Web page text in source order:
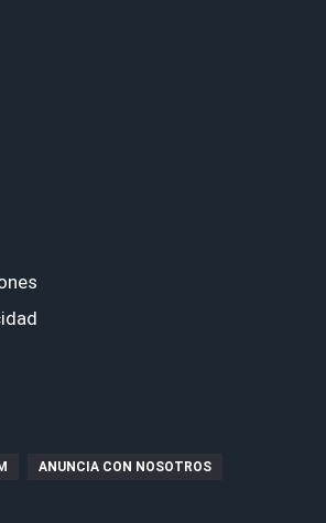
ANUNCIA CON NOSOTROS